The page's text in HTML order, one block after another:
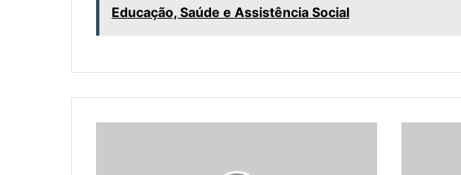
Educação, Saúde e Assistência Social